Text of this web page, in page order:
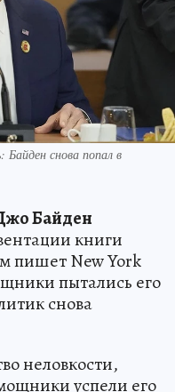
снова попал в
Байден
книги
пишет New York
пытались его
снова
неловкости,
успели его